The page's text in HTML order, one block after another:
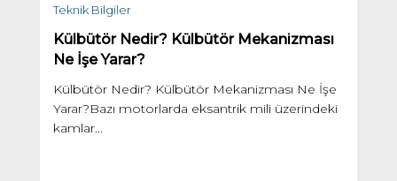
Teknik Bilgiler
Külbütör Nedir? Külbütör Mekanizması
Ne İşe Yarar?
Külbütör Nedir? Külbütör Mekanizması Ne İşe
Yarar?Bazı motorlarda eksantrik mili üzerindeki
kamlar...